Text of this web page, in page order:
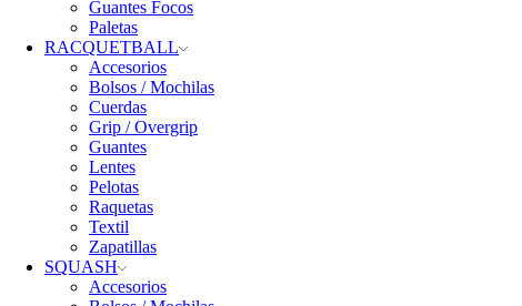
Guantes Focos
Paletas
RACQUETBALL
Accesorios
Bolsos / Mochilas
Cuerdas
Grip / Overgrip
Guantes
Lentes
Pelotas
Raquetas
Textil
Zapatillas
SQUASH
Accesorios